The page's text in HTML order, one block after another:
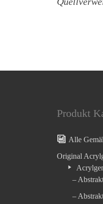
Produkt
Alle
Original
–
–